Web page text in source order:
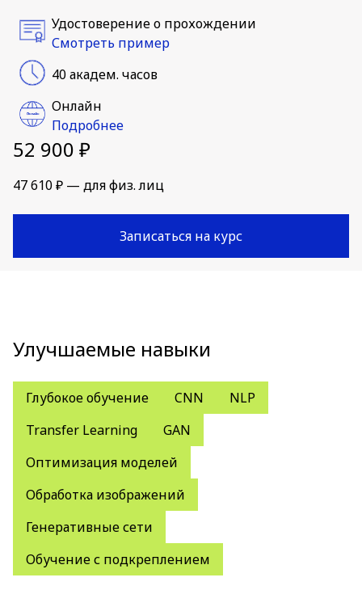
Удостоверение о прохождении
Смотреть пример
40 академ. часов
Онлайн
Подробнее
52 900 ₽
47 610 ₽ — для физ. лиц
Записаться на курс
Улучшаемые навыки
Глубокое обучение CNN
NLP
Transfer Learning
GAN
Оптимизация моделей
Обработка изображений
Генеративные сети
Обучение с подкреплением